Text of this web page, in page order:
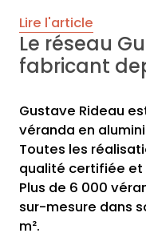
Lire l'article
Le réseau
fabricant
Gustave Rideau
véranda en
Toutes les
qualité certifiée
Plus de 6 000
sur-mesure dans
m².